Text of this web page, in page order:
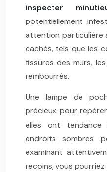
inspecter
potentiellement
attention particulière
cachés, tels que les
fissures des murs,
rembourrés.
Une lampe de
précieux pour
elles ont
endroits sombres
examinant
recoins, vous